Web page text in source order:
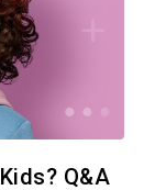
Twitter
Q&A